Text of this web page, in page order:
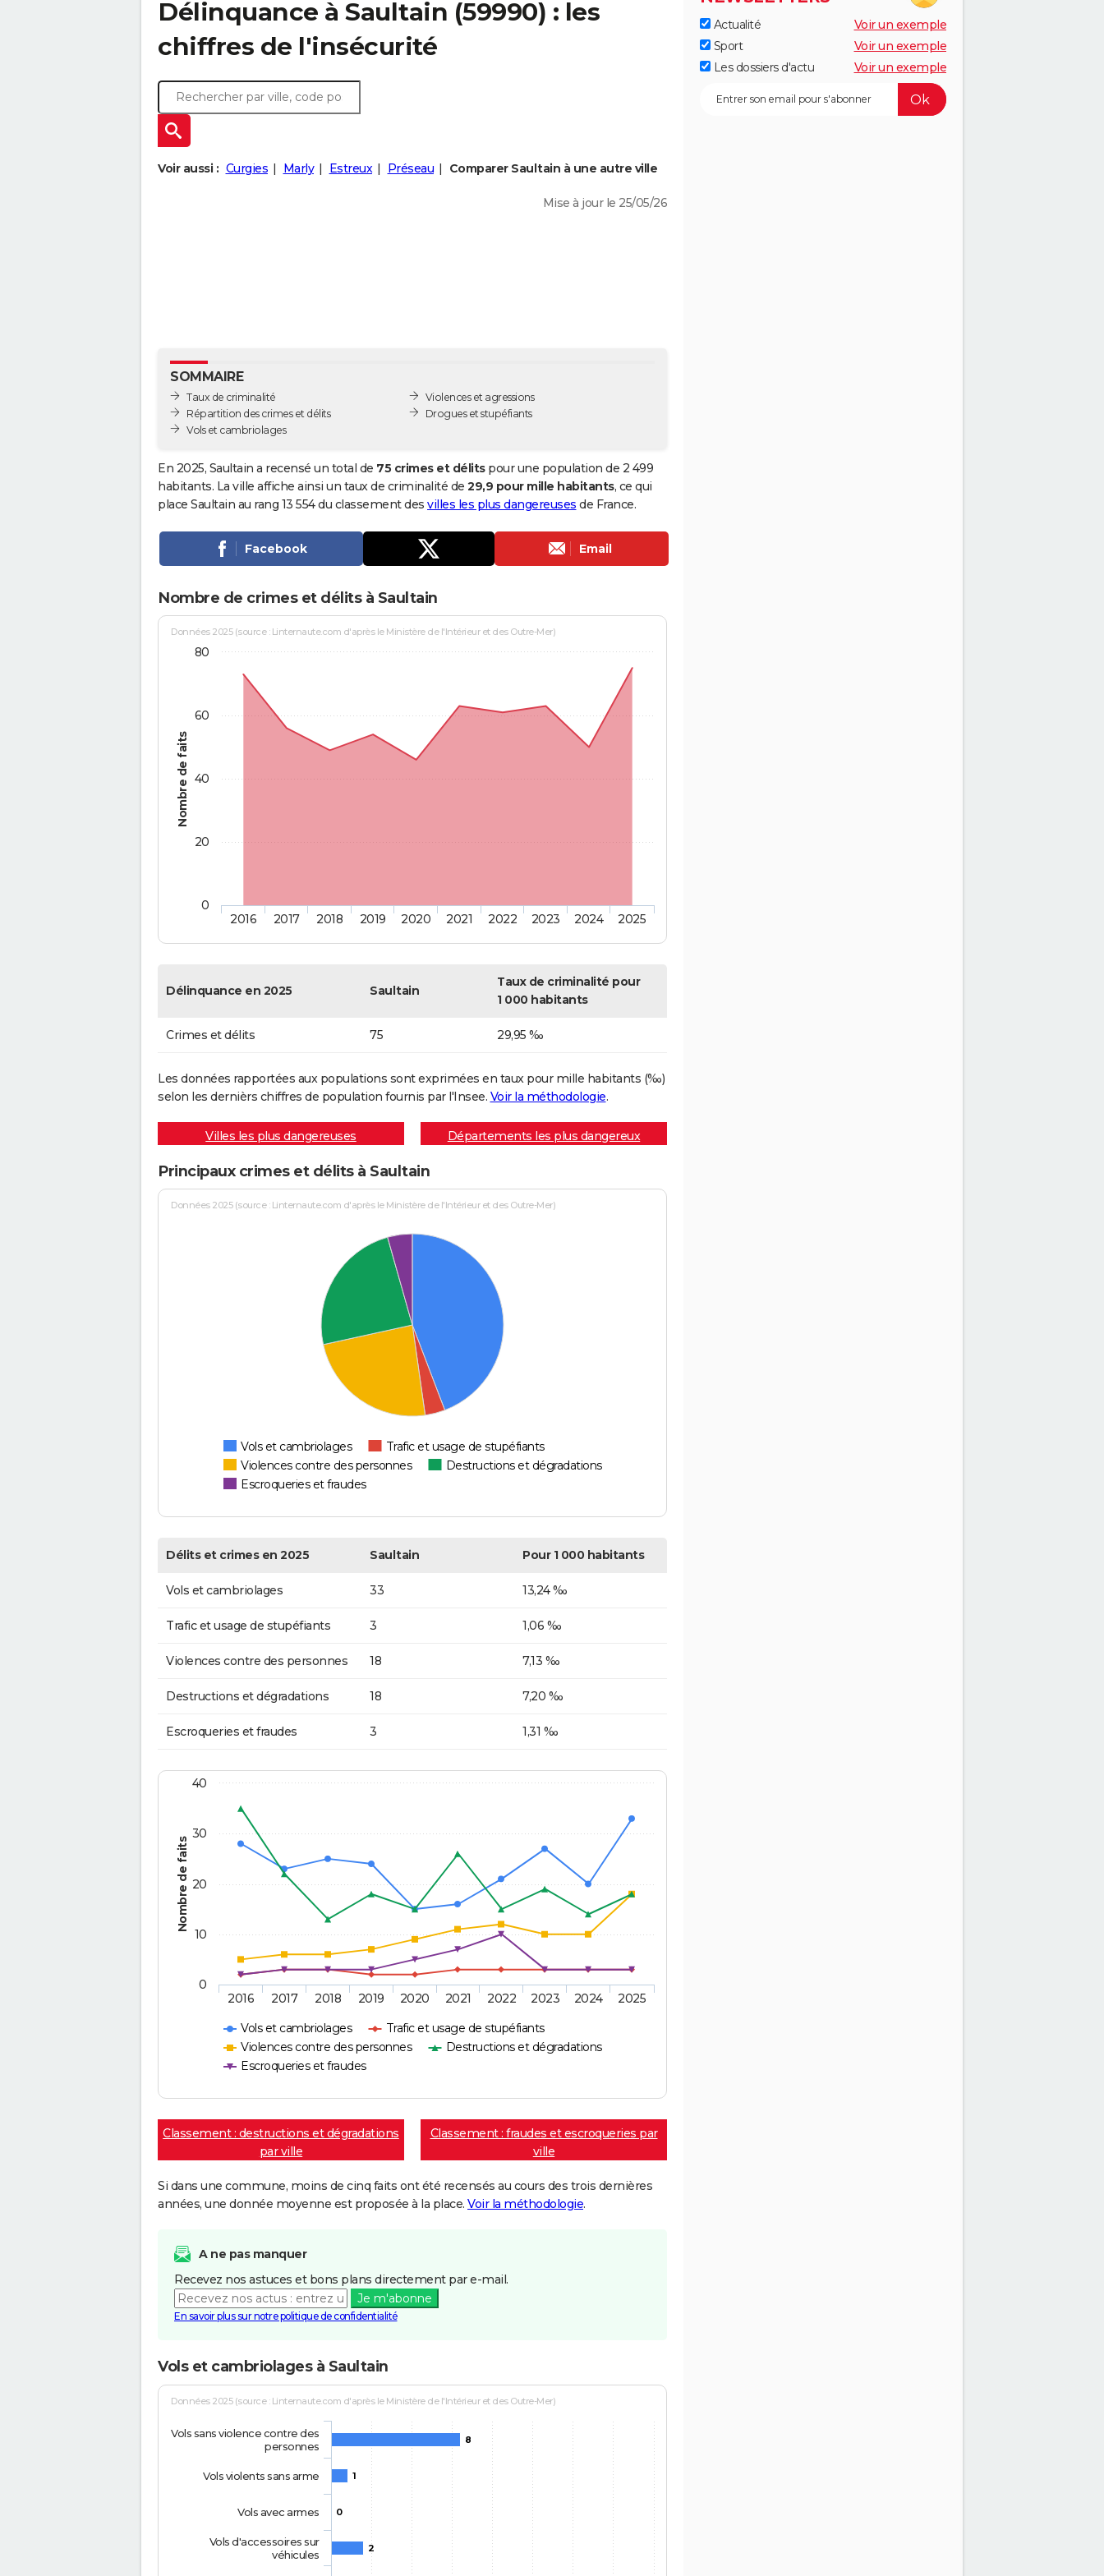
Délinquance à Saultain (59990) : les
chiffres de l'insécurité
Voir aussi : Curgies Marly Estreux Préseau Comparer Saultain à une autre ville
Mise à jour le 25/05/26
SOMMAIRE
Taux de criminalité
Répartition des crimes et délits
Vols et cambriolages
Violences et agressions
Drogues et stupéfiants
En 2025, Saultain a recensé un total de 75 crimes et délitspour une population de 2 499
habitants. La ville affiche ainsi un taux de criminalité de 29,9 pour mille habitants, ce qui
place Saultain au rang 13 554 du classement des villes les plus dangereuses de France.
Facebook Email
Nombre de crimes et délits à Saultain
Nombre de faits
Données 2025 (source : Linternaute.com d'après le Ministère de l'Intérieur et des Outre-Mer)
2016 2017 2018 2019 2020 2021 2022 2023 2024 2025
0
20
40
60
80
Délinquance en 2025 Saultain
Taux de criminalité pour
1 000 habitants
Crimes et délits 75 29,95 ‰
Les données rapportées aux populations sont exprimées en taux pour mille habitants (‰)
selon les dernièrs chiffres de population fournis par l'Insee. Voir la méthodologie.
Villes les plus dangereuses Départements les plus dangereux
Principaux crimes et délits à Saultain
Données 2025 (source : Linternaute.com d'après le Ministère de l'Intérieur et des Outre-Mer)
Vols et cambriolages
Trafic et usage de stupéfiants
Violences contre des personnes
Destructions et dégradations
Escroqueries et fraudes
Délits et crimes en 2025 Saultain Pour 1 000 habitants
Vols et cambriolages 33 13,24 ‰
Trafic et usage de stupéfiants 3 1,06 ‰
Violences contre des personnes 18 7,13 ‰
Destructions et dégradations 18 7,20 ‰
Escroqueries et fraudes 3 1,31 ‰
Nombre de faits
Vols et cambriolages
Trafic et usage de stupéfiants
Violences contre des personnes
Destructions et dégradations
Escroqueries et fraudes
2016 2017 2018 2019 2020 2021 2022 2023 2024 2025
0
10
20
30
40
Classement : destructions et dégradations
par ville
Classement : fraudes et escroqueries par
ville
Si dans une commune, moins de cinq faits ont été recensés au cours des trois dernières
années, une donnée moyenne est proposée à la place. Voir la méthodologie.
A ne pas manquer
Recevez nos astuces et bons plans directement par e-mail.
Je m'abonne
En savoir plus sur notre politique de confidentialité
Vols et cambriolages à Saultain
Données 2025 (source : Linternaute.com d'après le Ministère de l'Intérieur et des Outre-Mer)
8
1
0
2
Vols sans violence contre des
personnes
Vols violents sans arme
Vols avec armes
Vols d'accessoires sur
véhicules
Actualité
Voir un exemple
Sport
Voir un exemple
Les dossiers d'actu
Voir un exemple